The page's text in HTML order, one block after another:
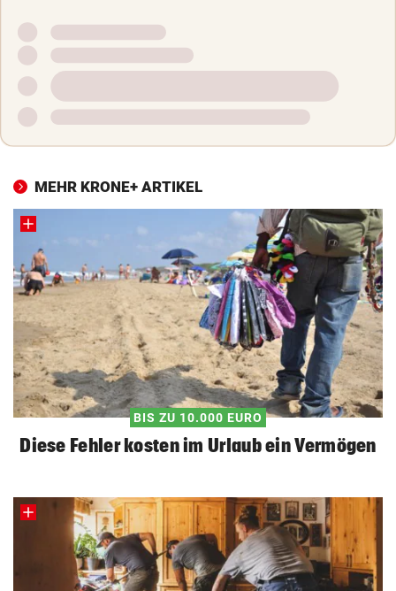
MEHR KRONE+ ARTIKEL
BIS ZU 10.000 EURO
Diese Fehler kosten im Urlaub ein Vermögen